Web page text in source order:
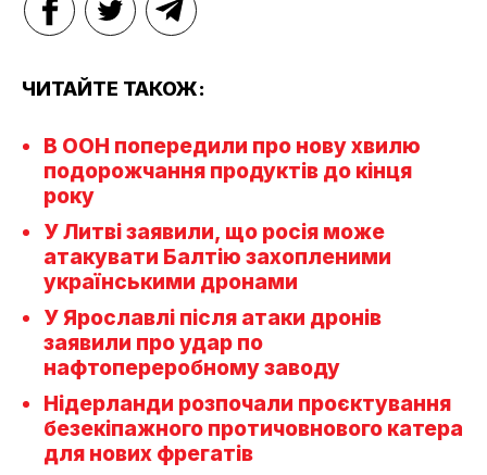
ЧИТАЙТЕ ТАКОЖ:
В ООН попередили про нову хвилю
подорожчання продуктів до кінця
року
У Литві заявили, що росія може
атакувати Балтію захопленими
українськими дронами
У Ярославлі після атаки дронів
заявили про удар по
нафтопереробному заводу
Нідерланди розпочали проєктування
безекіпажного протичовнового катера
для нових фрегатів